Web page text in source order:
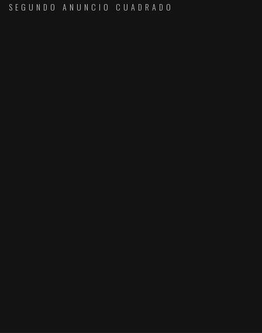
SEGUNDO ANUNCIO CUADRADO